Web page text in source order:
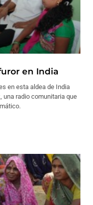
en India
en esta aldea de India
una radio comunitaria que